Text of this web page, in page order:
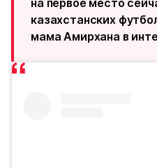
на первое место
казахстанских
мама Амирхана в